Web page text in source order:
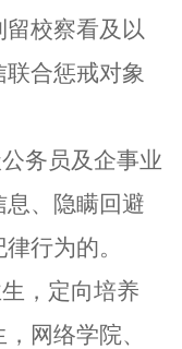
校察看及以
合惩戒对象
务员及企事业
、隐瞒回避
行为的。
，定向培养
网络学院、